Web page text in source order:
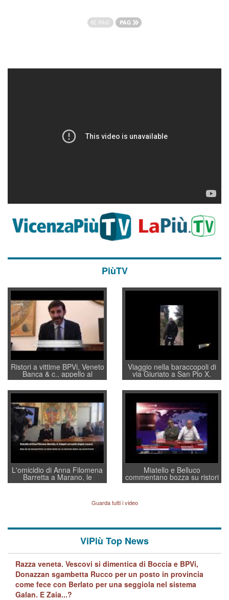
PiùTV
Ristori a vittime BPVi, Veneto
Banca & c., appello al
sottosegretario Alessio
Villarosa: per mettere ordine
convochi con Di Maio CNCU
a supporto della cabina di
regia al Mef
Viaggio nella baraccopoli di
via Giuriato a San Pio X.
Vicenza ai Vicentini: “faremo
un regalo di Natale ai
residenti”
L'omicidio di Anna Filomena
Barretta a Marano, le
indagini dei carabinieri di
quelle di... Barbara D'Urso
Miatello e Belluco
commentano bozza su ristori
BPVi e Veneto Banca
Guarda tutti i video
ViPiù Top News
Razza veneta. Vescovi si dimentica di Boccia e BPVi,
Donazzan sgambetta Rucco per un posto in provincia
come fece con Berlato per una seggiola nel sistema
Galan. E Zaia...?